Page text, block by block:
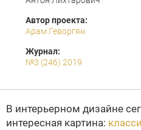
Автор проекта:
Арам Геворгян
Журнал:
№3 (246) 2019
В интерьерном дизайне
интересная картина: